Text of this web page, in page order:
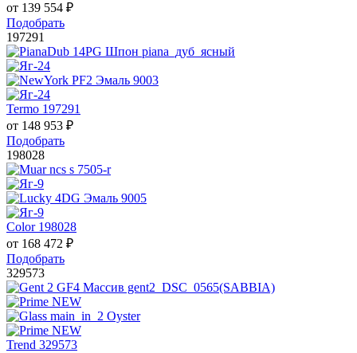
от 139 554 ₽
Подобрать
197291
Termo 197291
от 148 953 ₽
Подобрать
198028
Color 198028
от 168 472 ₽
Подобрать
329573
Trend 329573